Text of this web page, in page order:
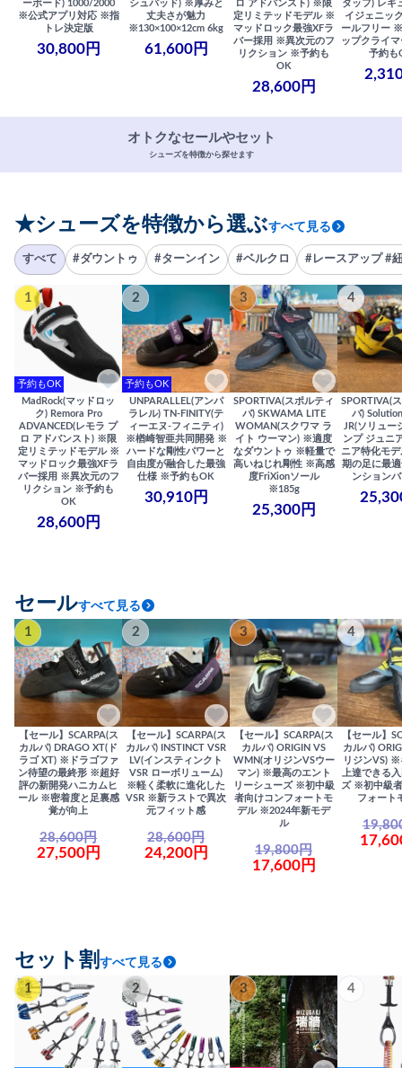
ーボード) 1000/2000
※公式アプリ対応 ※指
トレ決定版
30,800円
シュパッド) ※厚みと
丈夫さが魅力
※130×100×12cm 6kg
61,600円
ロ アドバンスト) ※限
定リミテッドモデル ※
マッドロック最強XFラ
バー採用 ※異次元のフ
リクション ※予約も
OK
28,600円
タッフ) レギ
イジェニッ
ールフリー
ップクライ
予約も
オトクなセールやセット
シューズを特徴から探せます
★シューズを特徴から選ぶすべて見る
すべて #ダウントゥ #ターンイン #ベルクロ #レースアップ #
1
予約もOK
MadRock(マッドロッ
ク) Remora Pro
ADVANCED(レモラ プ
ロ アドバンスト) ※限
定リミテッドモデル ※
マッドロック最強XFラ
バー採用 ※異次元のフ
リクション ※予約も
OK
28,600円
2
予約もOK
UNPARALLEL(アンパ
ラレル) TN-FINITY(テ
ィーエヌ-フィニティ)
※楢崎智亜共同開発 ※
ハードな剛性パワーと
自由度が融合した最強
仕様 ※予約もOK
30,910円
3
SPORTIVA(スポルティ
バ) SKWAMA LITE
WOMAN(スクワマ ラ
イト ウーマン) ※適度
なダウントゥ ※軽量で
高いねじれ剛性 ※高感
度FriXionソール
※185g
25,300円
4
SPORTIVA(
バ)
JR(ソリュー
ンプ ジュニ
ニア特化モ
期の足に最
ンション
セールすべて見る
1
【セール】SCARPA(ス
カルパ) DRAGO XT(ド
ラゴ XT) ※ドラゴファ
ン待望の最終形 ※超好
評の新開発ハニカムヒ
ール ※密着度と足裏感
覚が向上
28,600円
27,500円
2
【セール】SCARPA(ス
カルパ) INSTINCT VSR
LV(インスティンクト
VSR ローボリューム)
※軽く柔軟に進化した
VSR ※新ラストで異次
元フィット感
28,600円
24,200円
3
【セール】SCARPA(ス
カルパ) ORIGIN VS
WMN(オリジンVSウー
マン) ※最高のエント
リーシューズ ※初中級
者向けコンフォートモ
デル ※2024年新モデ
ル
19,800円
17,600円
4
【セール】
カルパ)
リジンVS) ※
上達できる
ズ ※初中級
フォート
セット割 すべて見る
1 2 3 4